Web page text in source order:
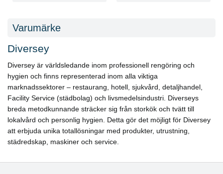
Varumärke
Diversey
Diversey är världsledande inom professionell rengöring och
hygien och finns representerad inom alla viktiga
marknadssektorer – restaurang, hotell, sjukvård, detaljhandel,
Facility Service (städbolag) och livsmedelsindustri. Diverseys
breda metodkunnande sträcker sig från storkök och tvätt till
lokalvård och personlig hygien. Detta gör det möjligt för Diversey
att erbjuda unika totallösningar med produkter, utrustning,
städredskap, maskiner och service.